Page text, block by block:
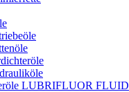
LUBRIFLUOR FLUID